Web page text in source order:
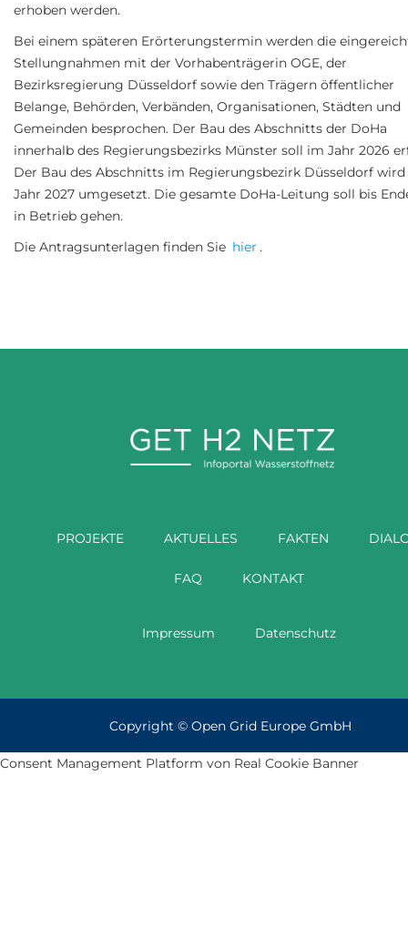
erhoben werden.
Bei einem späteren Erörterungstermin werden die
Stellungnahmen mit der Vorhabenträgerin OGE, der
Bezirksregierung Düsseldorf sowie den Trägern öffentlicher
Belange, Behörden, Verbänden, Organisationen, Städten und
Gemeinden besprochen. Der Bau des Abschnitts der DoHa
innerhalb des Regierungsbezirks Münster soll im Jahr 2026
Der Bau des Abschnitts im Regierungsbezirk Düsseldorf
Jahr 2027 umgesetzt. Die gesamte DoHa-Leitung soll bis
in Betrieb gehen.
Die Antragsunterlagen finden Sie hier .
PROJEKTE AKTUELLES FAKTEN
FAQ KONTAKT
Impressum Datenschutz
Copyright © Open Grid Europe GmbH
Consent Management Platform von Real Cookie Banner